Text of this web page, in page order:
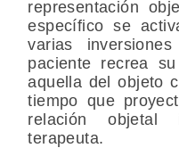
representación
específico se
varias
paciente recrea
aquella del objeto
tiempo que
relación objetal
terapeuta.